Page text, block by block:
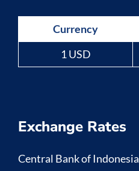
Currency
1 USD
Exchange Rates
Central Bank of Indonesia